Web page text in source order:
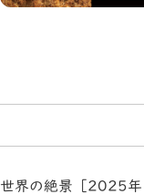
世界の絶景［2025年